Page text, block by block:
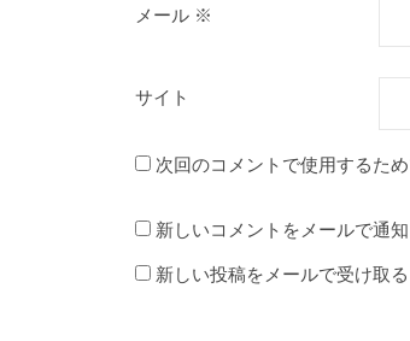
メール ※
サイト
次回のコメントで使用するた
新しいコメントをメールで通知
新しい投稿をメールで受け取る